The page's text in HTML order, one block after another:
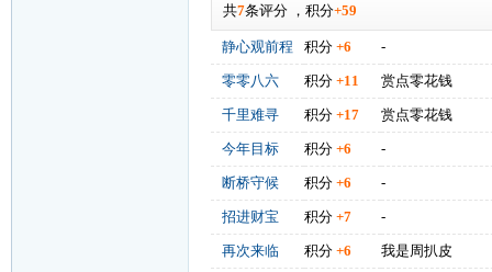
共7条评分， 积分+59
静心观前程 积分 +6 -
零零八六 积分 +11 赏点零花钱
千里难寻 积分 +17 赏点零花钱
今年目标 积分 +6 -
断桥守候 积分 +6 -
招进财宝 积分 +7 -
再次来临 积分 +6 我是周扒皮